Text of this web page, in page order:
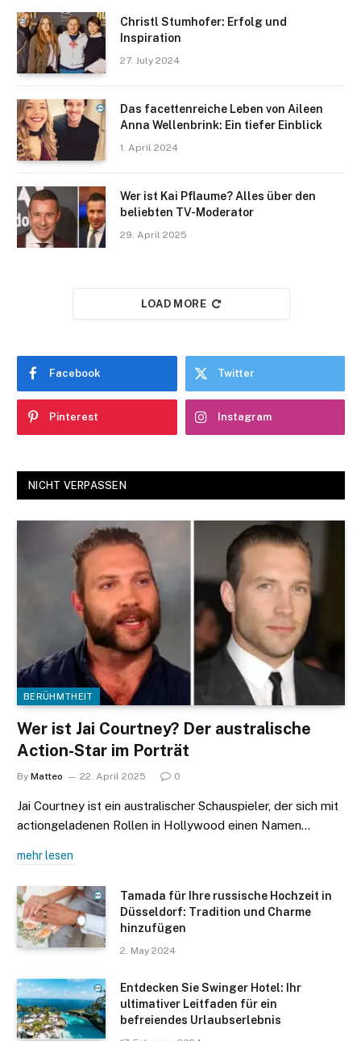
Christl Stumhofer: Erfolg und
Inspiration
27. July 2024
Das facettenreiche Leben von Aileen
Anna Wellenbrink: Ein tiefer Einblick
1. April 2024
Wer ist Kai Pflaume? Alles über den
beliebten TV-Moderator
29. April 2025
LOAD MORE
Facebook Twitter
Pinterest Instagram
NICHT VERPASSEN
BERÜHMTHEIT
Wer ist Jai Courtney? Der australische
Action-Star im Porträt
By Matteo 22. April 2025 0
Jai Courtney ist ein australischer Schauspieler, der sich mit
actiongeladenen Rollen in Hollywood einen Namen…
mehr lesen
Tamada für Ihre russische Hochzeit in
Düsseldorf: Tradition und Charme
hinzufügen
2. May 2024
Entdecken Sie Swinger Hotel: Ihr
ultimativer Leitfaden für ein
befreiendes Urlaubserlebnis